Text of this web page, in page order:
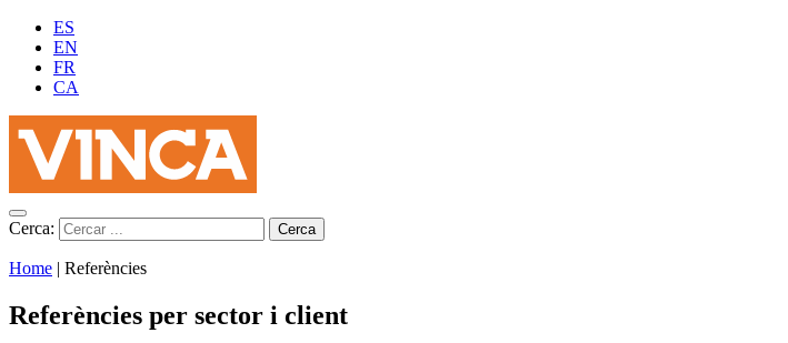
ES
EN
FR
CA
Cerca:
Home | Referències
Referències per sector i client